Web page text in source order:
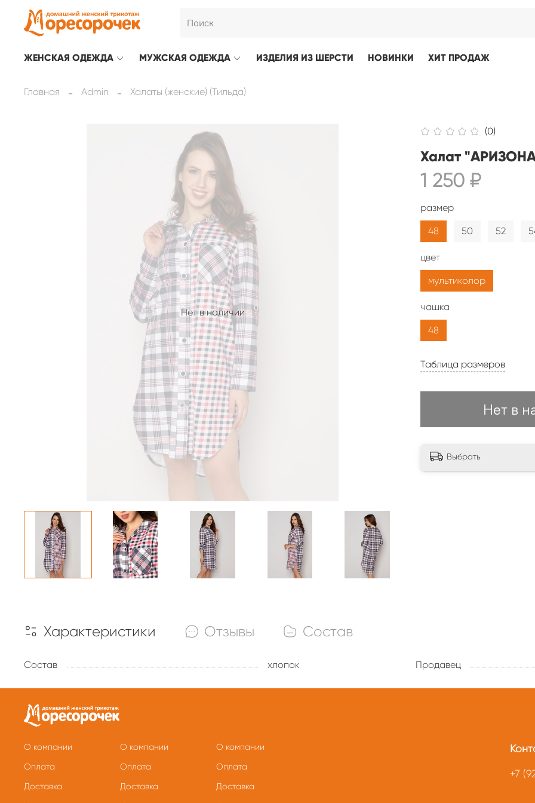
ЖЕНСКАЯ ОДЕЖДА МУЖСКАЯ ОДЕЖДА ИЗДЕЛИЯ ИЗ ШЕРСТИ НОВИНКИ ХИТ ПРОДАЖ
Главная Admin Халаты (женские) (Тильда)
Нет в наличии
(0)
Халат
1 250 ₽
Таблица размеров
Нет в
размер
48 50 52
цвет
мультиколор
чашка
48
Выбрать
Характеристики Отзывы Состав
Состав хлопок Продавец
О компании
Оплата
Доставка
О компании
Оплата
Доставка
О компании
Оплата
Доставка
+7